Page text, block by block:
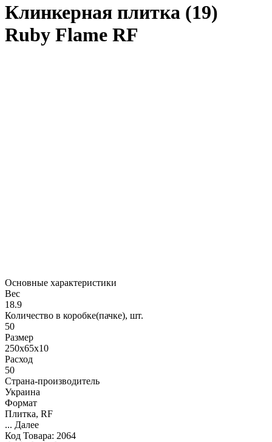
Клинкерная плитка (19)
Ruby Flame RF
Основные характеристики
Вес
18.9
Количество в коробке(пачке), шт.
50
Размер
250x65x10
Расход
50
Страна-производитель
Украина
Формат
Плитка, RF
... Далее
Код Товара: 2064